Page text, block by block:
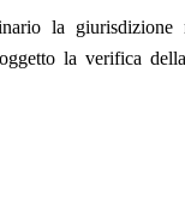
la giurisdizione
la verifica